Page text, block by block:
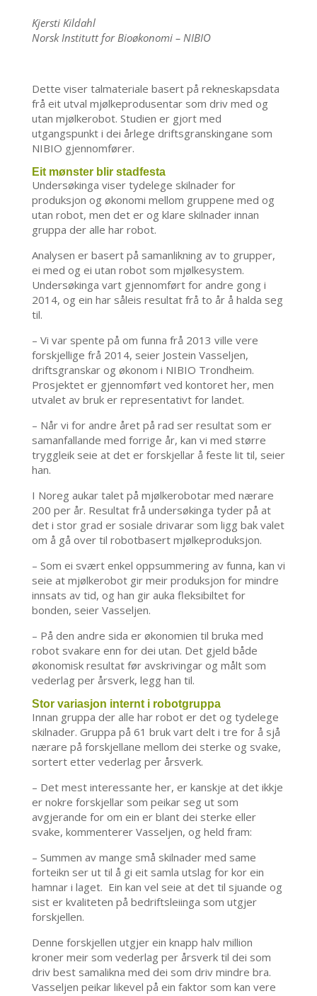
Kjersti Kildahl
Norsk Institutt for Bioøkonomi – NIBIO
Dette viser talmateriale basert på rekneskapsdata
frå eit utval mjølkeprodusentar som driv med og
utan mjølkerobot. Studien er gjort med
utgangspunkt i dei årlege driftsgranskingane som
NIBIO gjennomfører.
Eit mønster blir stadfesta
Undersøkinga viser tydelege skilnader for
produksjon og økonomi mellom gruppene med og
utan robot, men det er og klare skilnader innan
gruppa der alle har robot.
Analysen er basert på samanlikning av to grupper,
ei med og ei utan robot som mjølkesystem.
Undersøkinga vart gjennomført for andre gong i
2014, og ein har såleis resultat frå to år å halda seg
til.
– Vi var spente på om funna frå 2013 ville vere
forskjellige frå 2014, seier Jostein Vasseljen,
driftsgranskar og økonom i NIBIO Trondheim.
Prosjektet er gjennomført ved kontoret her, men
utvalet av bruk er representativt for landet.
– Når vi for andre året på rad ser resultat som er
samanfallande med forrige år, kan vi med større
tryggleik seie at det er forskjellar å feste lit til, seier
han.
I Noreg aukar talet på mjølkerobotar med nærare
200 per år. Resultat frå undersøkinga tyder på at
det i stor grad er sosiale drivarar som ligg bak valet
om å gå over til robotbasert mjølkeproduksjon.
– Som ei svært enkel oppsummering av funna, kan vi
seie at mjølkerobot gir meir produksjon for mindre
innsats av tid, og han gir auka fleksibiltet for
bonden, seier Vasseljen.
– På den andre sida er økonomien til bruka med
robot svakare enn for dei utan. Det gjeld både
økonomisk resultat før avskrivingar og målt som
vederlag per årsverk, legg han til.
Stor variasjon internt i robotgruppa
Innan gruppa der alle har robot er det og tydelege
skilnader. Gruppa på 61 bruk vart delt i tre for å sjå
nærare på forskjellane mellom dei sterke og svake,
sortert etter vederlag per årsverk.
– Det mest interessante her, er kanskje at det ikkje
er nokre forskjellar som peikar seg ut som
avgjerande for om ein er blant dei sterke eller
svake, kommenterer Vasseljen, og held fram:
– Summen av mange små skilnader med same
forteikn ser ut til å gi eit samla utslag for kor ein
hamnar i laget. Ein kan vel seie at det til sjuande og
sist er kvaliteten på bedriftsleiinga som utgjer
forskjellen.
Denne forskjellen utgjer ein knapp halv million
kroner meir som vederlag per årsverk til dei som
driv best samalikna med dei som driv mindre bra.
Vasseljen peikar likevel på ein faktor som kan vere